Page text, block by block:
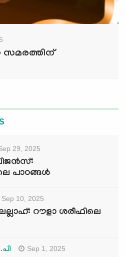
സമരത്തിന്
29, 2025
പാഠങ്ങൾ
Sep 10, 2025
റൗളാ ശരീഫിലെ
Sep 1, 2025